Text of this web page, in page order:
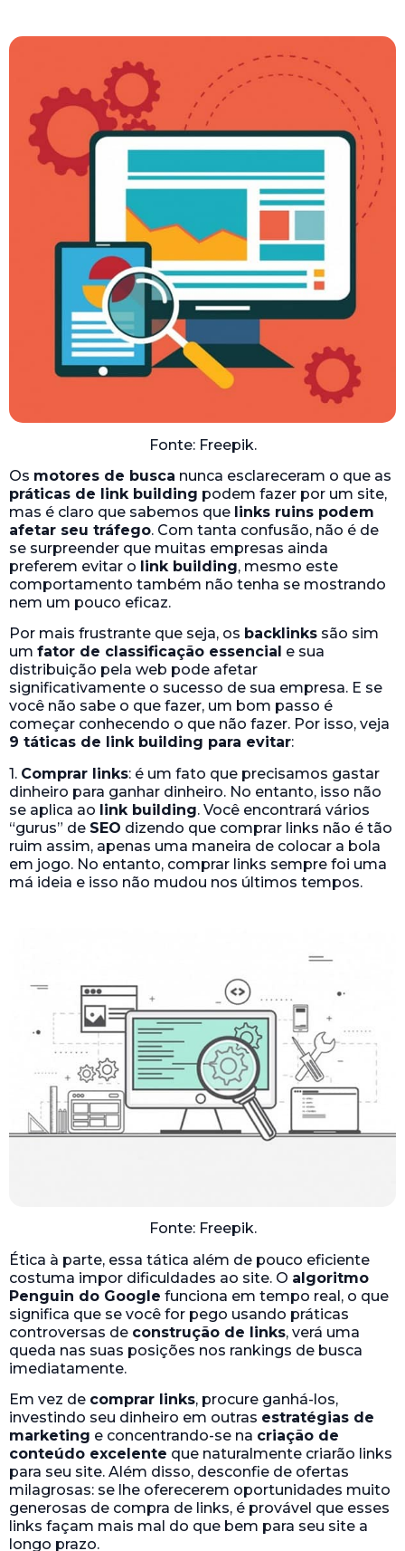
Fonte: Freepik.
Os motores de busca nunca esclareceram o que as
práticas de link building podem fazer por um site,
mas é claro que sabemos que links ruins podem
afetar seu tráfego. Com tanta confusão, não é de
se surpreender que muitas empresas ainda
preferem evitar o link building, mesmo este
comportamento também não tenha se mostrando
nem um pouco eficaz.
Por mais frustrante que seja, os backlinks são sim
um fator de classificação essencial e sua
distribuição pela web pode afetar
significativamente o sucesso de sua empresa. E se
você não sabe o que fazer, um bom passo é
começar conhecendo o que não fazer. Por isso, veja
9 táticas de link building para evitar:
1. Comprar links: é um fato que precisamos gastar
dinheiro para ganhar dinheiro. No entanto, isso não
se aplica ao link building. Você encontrará vários
“gurus” de SEO dizendo que comprar links não é tão
ruim assim, apenas uma maneira de colocar a bola
em jogo. No entanto, comprar links sempre foi uma
má ideia e isso não mudou nos últimos tempos.
Fonte: Freepik.
Ética à parte, essa tática além de pouco eficiente
costuma impor dificuldades ao site. O algoritmo
Penguin do Google funciona em tempo real, o que
significa que se você for pego usando práticas
controversas de construção de links, verá uma
queda nas suas posições nos rankings de busca
imediatamente.
Em vez de comprar links, procure ganhá-los,
investindo seu dinheiro em outras estratégias de
marketing e concentrando-se na criação de
conteúdo excelente que naturalmente criarão links
para seu site. Além disso, desconfie de ofertas
milagrosas: se lhe oferecerem oportunidades muito
generosas de compra de links, é provável que esses
links façam mais mal do que bem para seu site a
longo prazo.